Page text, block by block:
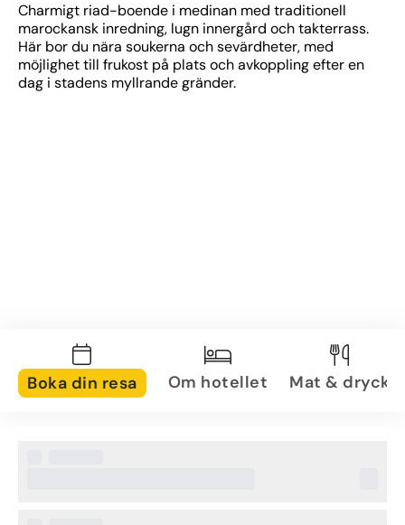
Charmigt riad-boende i medinan med traditionell
marockansk inredning, lugn innergård och takterrass.
Här bor du nära soukerna och sevärdheter, med
möjlighet till frukost på plats och avkoppling efter en
dag i stadens myllrande gränder.
Boka din resa Om hotellet Mat & dryck